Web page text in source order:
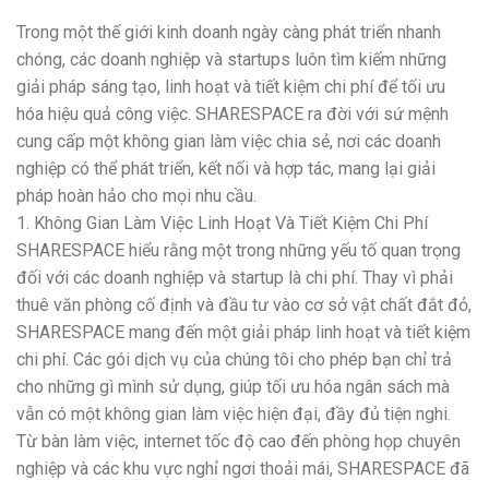
Trong một thế giới kinh doanh ngày càng phát triển nhanh
chóng, các doanh nghiệp và startups luôn tìm kiếm những
giải pháp sáng tạo, linh hoạt và tiết kiệm chi phí để tối ưu
hóa hiệu quả công việc. SHARESPACE ra đời với sứ mệnh
cung cấp một không gian làm việc chia sẻ, nơi các doanh
nghiệp có thể phát triển, kết nối và hợp tác, mang lại giải
pháp hoàn hảo cho mọi nhu cầu.
1. Không Gian Làm Việc Linh Hoạt Và Tiết Kiệm Chi Phí
SHARESPACE hiểu rằng một trong những yếu tố quan trọng
đối với các doanh nghiệp và startup là chi phí. Thay vì phải
thuê văn phòng cố định và đầu tư vào cơ sở vật chất đắt đỏ,
SHARESPACE mang đến một giải pháp linh hoạt và tiết kiệm
chi phí. Các gói dịch vụ của chúng tôi cho phép bạn chỉ trả
cho những gì mình sử dụng, giúp tối ưu hóa ngân sách mà
vẫn có một không gian làm việc hiện đại, đầy đủ tiện nghi.
Từ bàn làm việc, internet tốc độ cao đến phòng họp chuyên
nghiệp và các khu vực nghỉ ngơi thoải mái, SHARESPACE đã